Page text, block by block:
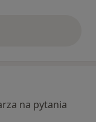
na pytania